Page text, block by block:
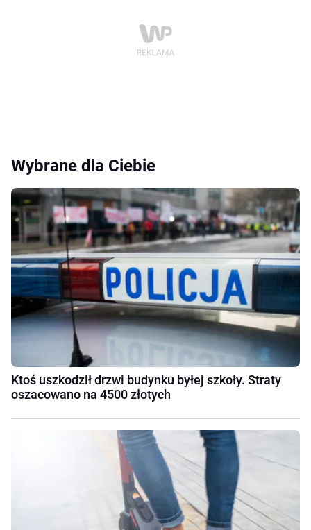
Wybrane dla Ciebie
Ktoś uszkodził drzwi budynku byłej szkoły. Straty
oszacowano na 4500 złotych